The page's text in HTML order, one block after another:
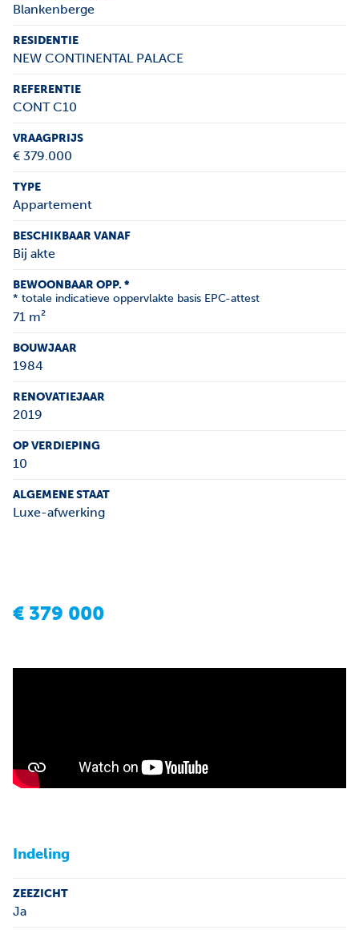
Blankenberge
RESIDENTIE
NEW CONTINENTAL PALACE
REFERENTIE
CONT C10
VRAAGPRIJS
€ 379.000
TYPE
Appartement
BESCHIKBAAR VANAF
Bij akte
BEWOONBAAR OPP. *
* totale indicatieve oppervlakte basis EPC-attest
71 m²
BOUWJAAR
1984
RENOVATIEJAAR
2019
OP VERDIEPING
10
ALGEMENE STAAT
Luxe-afwerking
€ 379 000
Indeling
ZEEZICHT
Ja